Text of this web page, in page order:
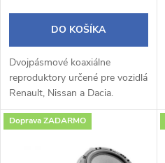
d
u
k
o
d
u
k
DO KOŠÍKA
Dvojpásmové koaxiálne
reproduktory určené pre vozidlá
Renault, Nissan a Dacia.
Doprava ZADARMO